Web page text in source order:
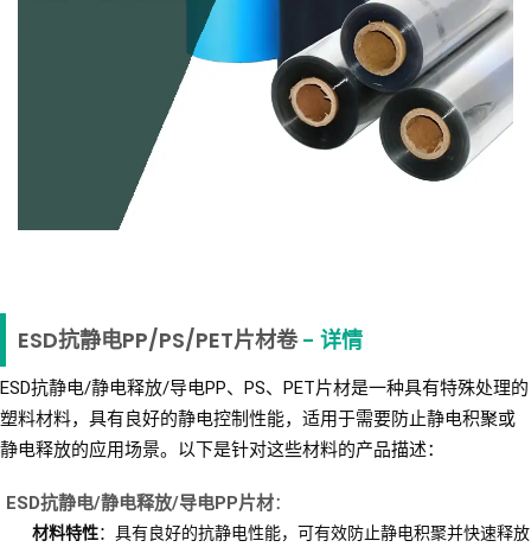
ESD抗静电PP/PS/PET片材卷- 详情
ESD抗静电/静电释放/导电PP、PS、PET片材是一种具有特殊处理的
塑料材料，具有良好的静电控制性能，适用于需要防止静电积聚或
静电释放的应用场景。以下是针对这些材料的产品描述：
ESD抗静电/静电释放/导电PP片材：
材料特性：具有良好的抗静电性能，可有效防止静电积聚并快速释放